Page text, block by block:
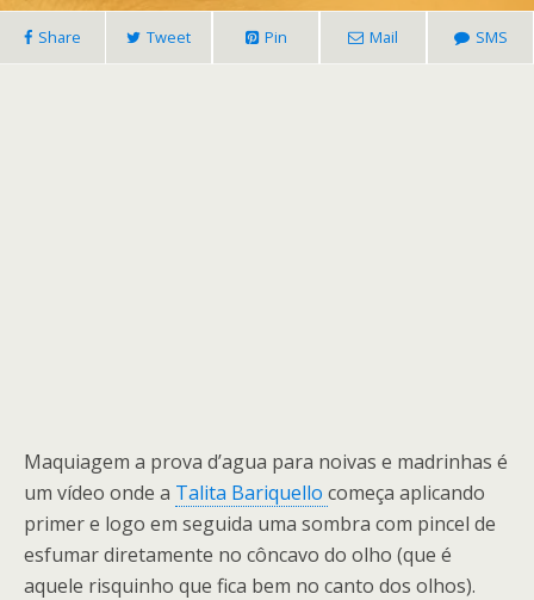
Share Tweet Pin Mail SMS
Maquiagem a prova d’agua para noivas e madrinhas é
um vídeo onde a Talita Bariquello começa aplicando
primer e logo em seguida uma sombra com pincel de
esfumar diretamente no côncavo do olho (que é
aquele risquinho que fica bem no canto dos olhos).